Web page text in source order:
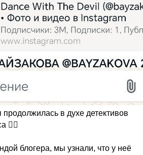
в духе детективов
🕵️‍♂️
блогера, мы узнали, что у неё